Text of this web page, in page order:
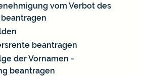
vom Verbot des
beantragen
der Vornamen -
beantragen